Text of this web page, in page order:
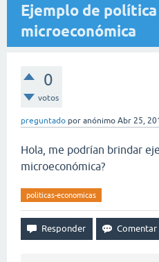
Ejemplo de política
microeconómica
0
votos
preguntado por anónimo Abr 25,
Hola, me podrían brindar
microeconómica?
politicas-economicas